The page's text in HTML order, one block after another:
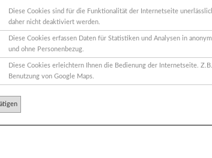
ich oft vor anderen Menschen auf einer
befestigt. Kann das passieren? Gibt es Anzeichen
da sie aber in meinem Mund hängt, habe
Diese Cookies sind für die Funktionalität der Internetseite
daher nicht deaktiviert werden.
Diese Cookies erfassen Daten für Statistiken und Analysen in
und ohne Personenbezug.
Diese Cookies erleichtern Ihnen die Bedienung der Internetseite.
Benutzung von Google Maps.